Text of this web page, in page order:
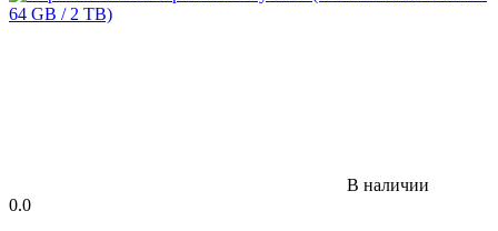
В наличии
0.0